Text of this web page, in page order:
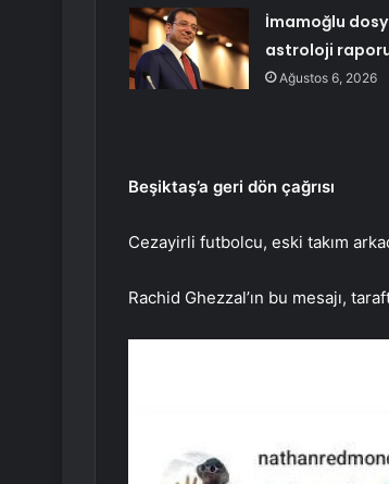
İmamoğlu
astroloji
Ağustos 6, 2026
Beşiktaş’a geri dön çağrısı
Cezayirli futbolcu, eski takım
Rachid Ghezzal’ın bu mesajı,